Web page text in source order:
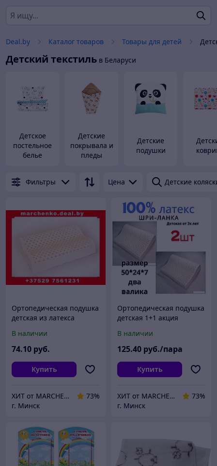
Deal.by Каталог товаров Товары для детей
Детский текстиль в Беларуси
Детское
постельное
белье
Детские
покрывала и
пледы
Детские
подушки
Фильтры Цена Детские
Ортопедическая подушка
детская из латекса
Ланка
В наличии
74.10 руб.
Купить
ХИТ от MARCHENKO
73%
г. Минск
Ортопедическая подушка
детская 1+1 акция
В наличии
125.40 руб./пара
Купить
ХИТ от MARCHENKO
73%
г. Минск